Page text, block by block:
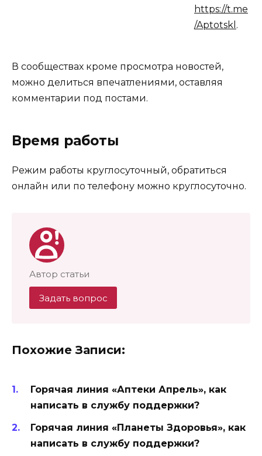
https://t.me
/Aptotskl .
В сообществах кроме просмотра новостей,
можно делиться впечатлениями, оставляя
комментарии под постами.
Время работы
Режим работы круглосуточный, обратиться
онлайн или по телефону можно круглосуточно.
Автор статьи
Задать вопрос
Похожие Записи:
Горячая линия «Аптеки Апрель», как
написать в службу поддержки?
Горячая линия «Планеты Здоровья», как
написать в службу поддержки?